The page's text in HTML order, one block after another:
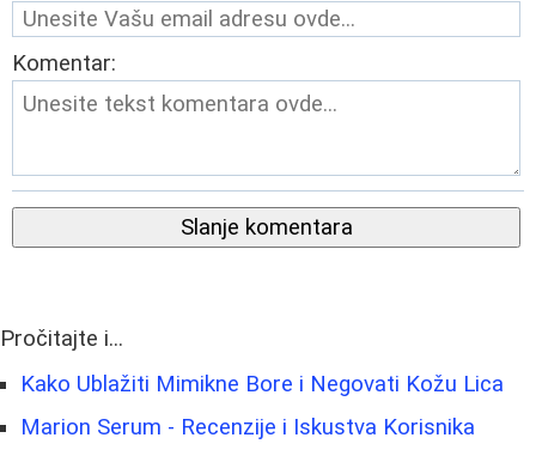
Komentar:
Slanje komentara
Pročitajte i...
Kako Ublažiti Mimikne Bore i Negovati Kožu Lica
Marion Serum - Recenzije i Iskustva Korisnika